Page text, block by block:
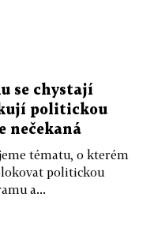
se chystají
politickou
nečekaná
tématu, o kterém
politickou
a...